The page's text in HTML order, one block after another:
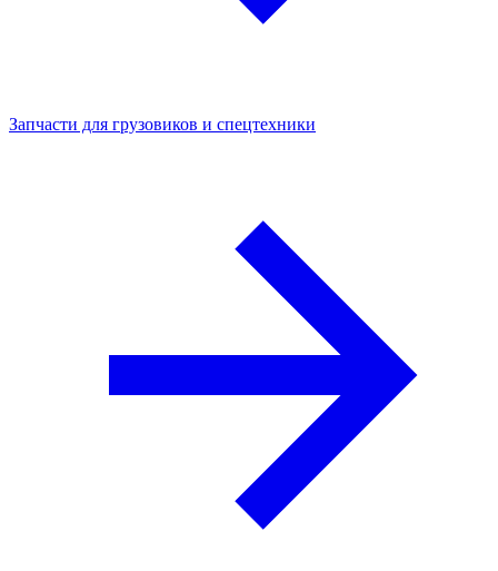
Запчасти для грузовиков и спецтехники